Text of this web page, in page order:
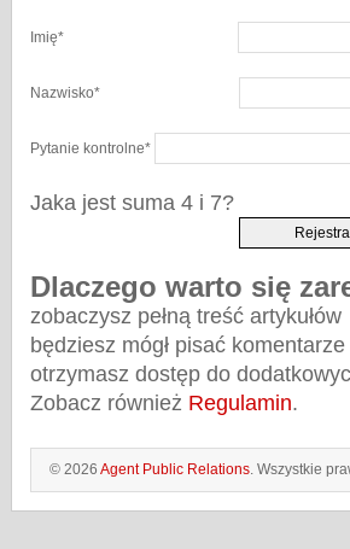
Imię*
Nazwisko*
Pytanie kontrolne*
Jaka jest suma 4 i 7?
Dlaczego warto się
zobaczysz pełną treść artykułów
będziesz mógł pisać komentarze
otrzymasz dostęp do
Zobacz również Regulamin.
© 2026 Agent Public Relations. Wszystkie